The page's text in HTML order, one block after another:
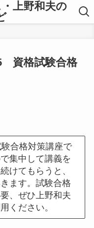
上野和夫の
資格試験合格
合格対策講座で
集中して講義を
けてもらうと、
ます。試験合格
、ぜひ上野和夫
ください。